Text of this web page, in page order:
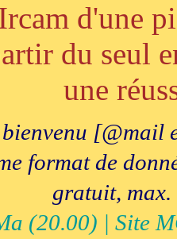
d'une
du seul
une
[@mail
format de
gratuit,
(20.00) | Site